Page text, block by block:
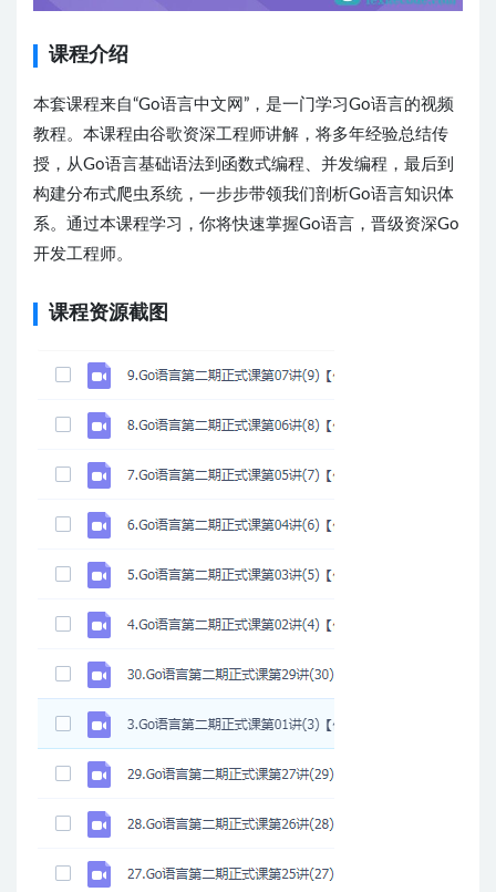
课程介绍
本套课程来自“Go语言中文网”，是一门学习Go语言的视频
教程。本课程由谷歌资深工程师讲解，将多年经验总结传
授，从Go语言基础语法到函数式编程、并发编程，最后到
构建分布式爬虫系统，一步步带领我们剖析Go语言知识体
系。通过本课程学习，你将快速掌握Go语言，晋级资深Go
开发工程师。
课程资源截图